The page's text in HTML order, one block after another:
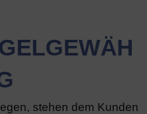
stehen dem Kunden